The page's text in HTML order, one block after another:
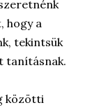
hogy a
tekintsük
tanításnak.
közötti